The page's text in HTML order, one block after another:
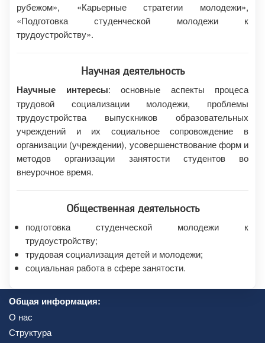
рубежом», «Карьерные стратегии молодежи»,
«Подготовка студенческой молодежи к
трудоустройству».
Научная деятельность
Научные интересы: основные аспекты процеса
трудовой социализации молодежи, проблемы
трудоустройства выпускников образовательных
учреждений и их социальное сопровождение в
организации (учреждении), усовершенствование форм и
методов организации занятости студентов во
внеурочное время.
Общественная деятельность
подготовка студенческой молодежи к
трудоустройству;
трудовая социализация детей и молодежи;
социальная работа в сфере занятости.
Общая информация:
О нас
Структура